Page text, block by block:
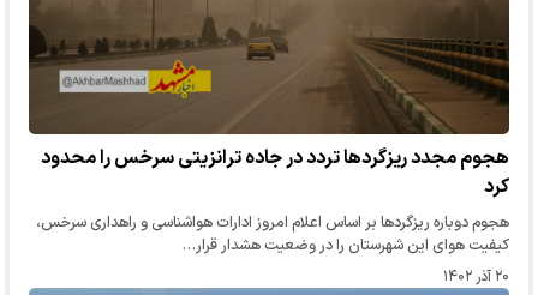
هجوم مجدد ریزگردها تردد در جاده ترانزیتی سرخس را محدود
کرد
هجوم دوباره ریزگردها بر اساس اعلام امروز ادارات هواشناسی و راهداری سرخس،
کیفیت هوای این شهرستان را در وضعیت هشدار قرار…
۲۰ آذر ۱۴۰۲